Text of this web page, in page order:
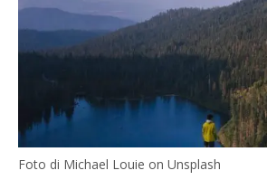
Foto di Michael Louie on Unsplash